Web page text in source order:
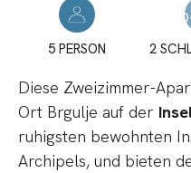
5 PERSON
2
Diese Zweizimmer-
Ort Brgulje auf der
ruhigsten bewohnten
Archipels, und bieten